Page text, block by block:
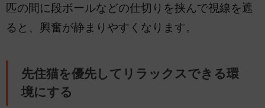
匹の間に段ボールなどの仕切りを挟んで視線を遮
ると、興奮が静まりやすくなります。
先住猫を優先してリラックスできる環
境にする